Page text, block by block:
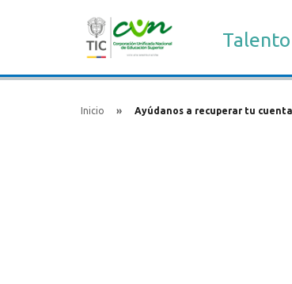
Inicio Ayúdanos a recuperar tu cuenta